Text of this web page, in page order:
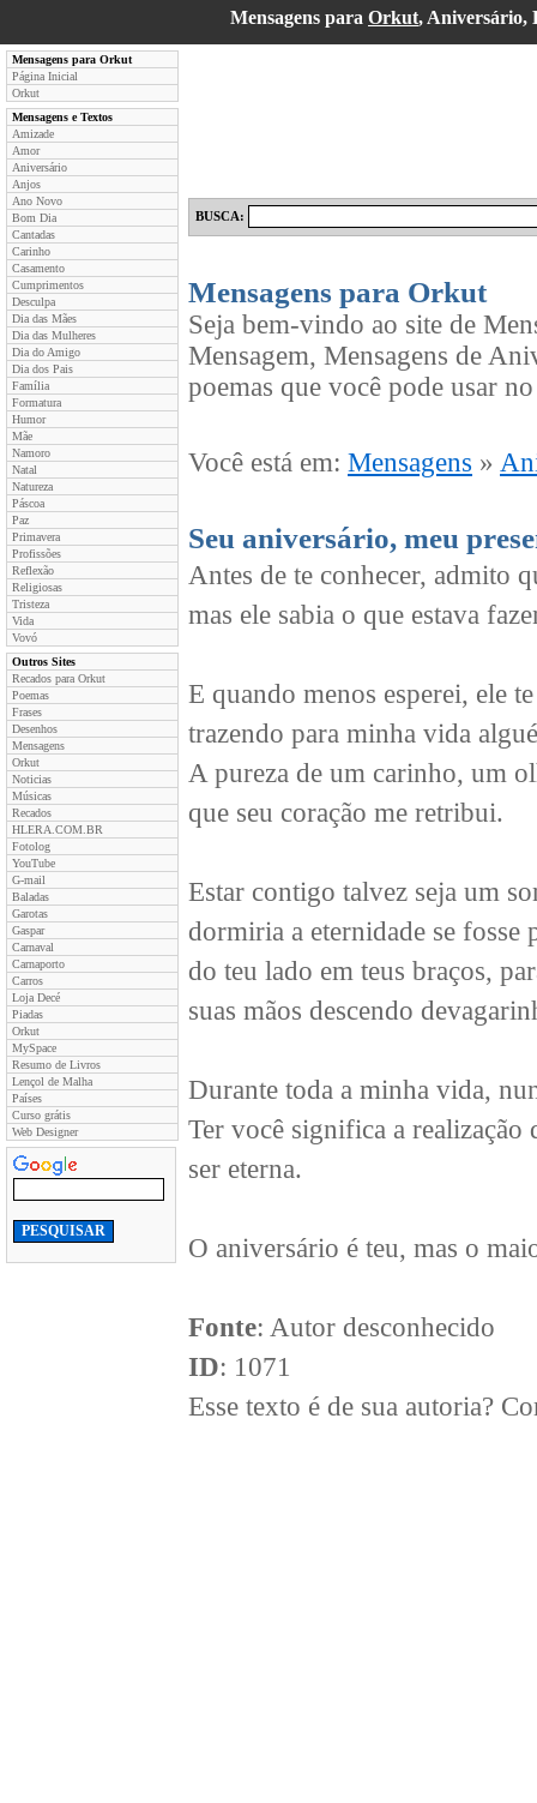
Mensagens para Orkut, Aniversário,
Mensagens para Orkut
Página Inicial
Orkut
Mensagens e Textos
Amizade
Amor
Aniversário
Anjos
Ano Novo
Bom Dia
Cantadas
Carinho
Casamento
Cumprimentos
Desculpa
Dia das Mães
Dia das Mulheres
Dia do Amigo
Dia dos Pais
Família
Formatura
Humor
Mãe
Namoro
Natal
Natureza
Páscoa
Paz
Primavera
Profissões
Reflexão
Religiosas
Tristeza
Vida
Vovó
Outros Sites
Recados para Orkut
Poemas
Frases
Desenhos
Mensagens
Orkut
Noticias
Músicas
Recados
HLERA.COM.BR
Fotolog
YouTube
G-mail
Baladas
Garotas
Gaspar
Carnaval
Carnaporto
Carros
Loja Decé
Piadas
Orkut
MySpace
Resumo de Livros
Lençol de Malha
Países
Curso grátis
Web Designer
BUSCA:
Mensagens para Orkut
Seja bem-vindo ao site de
Mensagem, Mensagens de
poemas que você pode usar
Você está em: Mensagens »
Seu aniversário, meu
Antes de te conhecer, admito
mas ele sabia o que estava
E quando menos esperei, ele
trazendo para minha vida
A pureza de um carinho, um
que seu coração me retribui.
Estar contigo talvez seja um
dormiria a eternidade se fosse
do teu lado em teus braços,
suas mãos descendo
Durante toda a minha vida,
Ter você significa a realização
ser eterna.
O aniversário é teu, mas o
Fonte: Autor desconhecido
ID: 1071
Esse texto é de sua autoria?